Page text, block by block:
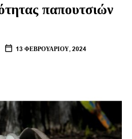
παπουτσιών
13 ΦΕΒΡΟΥΑΡΊΟΥ, 2024